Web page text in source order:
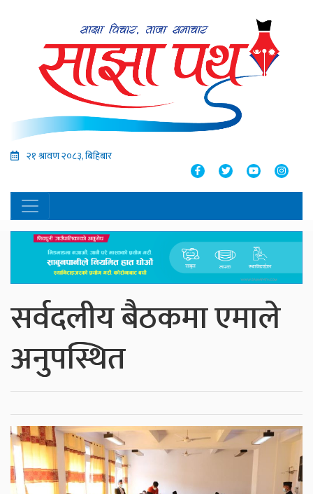
२१ श्रावण २०८३, बिहिबार
सर्वदलीय बैठकमा एमाले
अनुपस्थित